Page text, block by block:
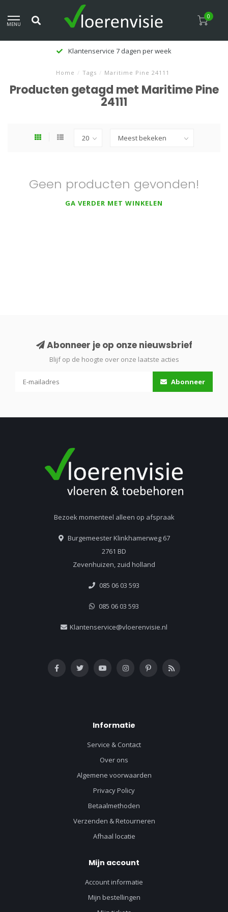
MENU
0
Klantenservice 7 dagen per week
Home / Tags / Maritime Pine 24111
Producten getagd met Maritime Pine
24111
Geen producten gevonden!
GA VERDER MET WINKELEN
Abonneer je op onze nieuwsbrief
Blijf op de hoogte over onze laatste acties
Abonneer
Bezoek momenteel alleen op afspraak
Burgemeester Klinkhamerweg 67
2761 BD
Zevenhuizen, zuid holland
085 06 03 593
085 06 03 593
Klantenservice@vloerenvisie.nl
Informatie
Service & Contact
Over ons
Algemene voorwaarden
Privacy Policy
Betaalmethoden
Verzenden & Retourneren
Afhaal locatie
Mijn account
Account informatie
Mijn bestellingen